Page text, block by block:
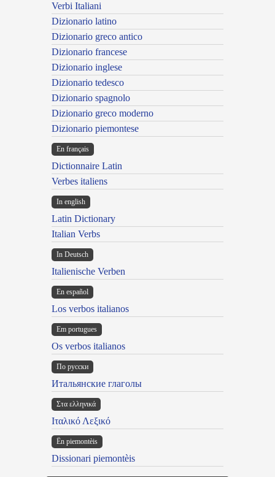
Verbi Italiani
Dizionario latino
Dizionario greco antico
Dizionario francese
Dizionario inglese
Dizionario tedesco
Dizionario spagnolo
Dizionario greco moderno
Dizionario piemontese
En français
Dictionnaire Latin
Verbes italiens
In english
Latin Dictionary
Italian Verbs
In Deutsch
Italienische Verben
En español
Los verbos italianos
Em portugues
Os verbos italianos
По русски
Итальянские глаголы
Στα ελληνικά
Ιταλικό Λεξικό
Ën piemontèis
Dissionari piemontèis